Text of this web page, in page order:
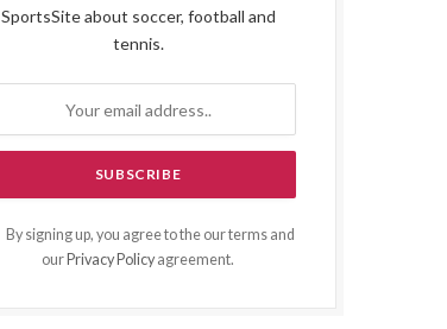
SportsSite about soccer, football and
tennis.
By signing up, you agree to the our terms and
our Privacy Policy agreement.